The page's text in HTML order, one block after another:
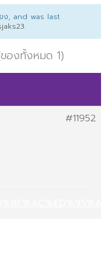
ง, and was last
.
องทั้งหมด 1)
#11952